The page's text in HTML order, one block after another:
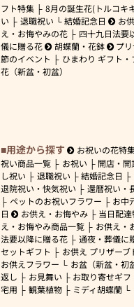
フト特集
8月の誕生花(トルコキ
い
退職祝い 結婚記念日 お
え・お悔やみの花
四十九日法要
儀に贈る花
胡蝶蘭・花鉢 プ
節のイベント
ひまわり ギフト
花（新盆・初盆）
用途から探す お祝いの花特
祝い商品一覧
お祝い 開店・開
し祝い
退職祝い 結婚記念日
退院祝い・快気祝い
還暦祝い・
ペットのお祝いフラワー
お中
日
お供え・お悔やみ 当日配達
え・お悔やみ商品一覧
お供え・
法要以降に贈る花
通夜・葬儀に
セットギフト
お供え プリザーブ
お供えフラワー
お盆（新盆・初
返し
お見舞い お取り寄せギフ
宅用
観葉植物 ミディ胡蝶蘭